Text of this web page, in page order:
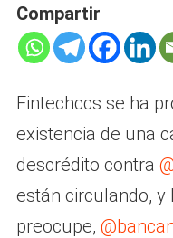
Compartir
Fintechccs se ha
existencia de una
descrédito contra
están circulando, y
preocupe,